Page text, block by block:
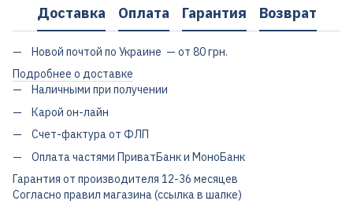
Доставка Оплата Гарантия Возврат
Новой почтой по Украине — от 80 грн.
Подробнее о доставке
Наличными при получении
Карой он-лайн
Счет-фактура от ФЛП
Оплата частями ПриватБанк и МоноБанк
Гарантия от производителя 12-36 месяцев
Согласно правил магазина (ссылка в шапке)